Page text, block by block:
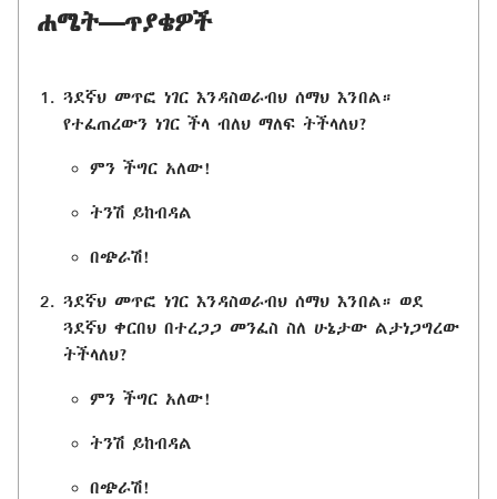
ሐሜት​—ጥያቄዎች
ጓደኛህ መጥፎ ነገር እንዳስወራብህ ሰማህ እንበል።
የተፈጠረውን ነገር ችላ ብለህ ማለፍ ትችላለህ?
ምን ችግር አለው!
ትንሽ ይከብዳል
በጭራሽ!
ጓደኛህ መጥፎ ነገር እንዳስወራብህ ሰማህ እንበል። ወደ
ጓደኛህ ቀርበህ በተረጋጋ መንፈስ ስለ ሁኔታው ልታነጋግረው
ትችላለህ?
ምን ችግር አለው!
ትንሽ ይከብዳል
በጭራሽ!